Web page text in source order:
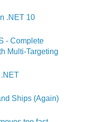
.NET 10
- Complete
Multi-Targeting
Ships (Again)